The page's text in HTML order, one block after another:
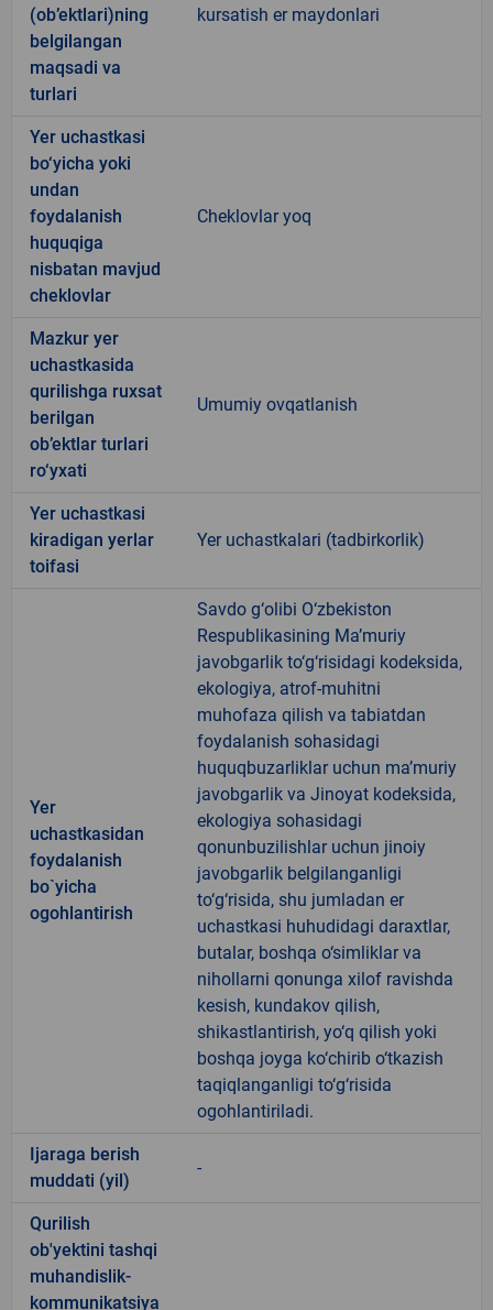
(ob’ektlari)ning
belgilangan
maqsadi va
turlari
kursatish er maydonlari
Yer uchastkasi
bo‘yicha yoki
undan
foydalanish
huquqiga
nisbatan mavjud
cheklovlar
Cheklovlar yoq
Mazkur yer
uchastkasida
qurilishga ruxsat
berilgan
ob’ektlar turlari
ro‘yxati
Umumiy ovqatlanish
Yer uchastkasi
kiradigan yerlar
toifasi
Yer uchastkalari (tadbirkorlik)
Yer
uchastkasidan
foydalanish
bo`yicha
ogohlantirish
Savdo g‘olibi O‘zbekiston
Respublikasining Ma’muriy
javobgarlik to‘g‘risidagi kodeksida,
ekologiya, atrof-muhitni
muhofaza qilish va tabiatdan
foydalanish sohasidagi
huquqbuzarliklar uchun ma’muriy
javobgarlik va Jinoyat kodeksida,
ekologiya sohasidagi
qonunbuzilishlar uchun jinoiy
javobgarlik belgilanganligi
to‘g‘risida, shu jumladan er
uchastkasi huhudidagi daraxtlar,
butalar, boshqa o‘simliklar va
nihollarni qonunga xilof ravishda
kesish, kundakov qilish,
shikastlantirish, yo‘q qilish yoki
boshqa joyga ko‘chirib o‘tkazish
taqiqlanganligi to‘g‘risida
ogohlantiriladi.
Ijaraga berish
muddati (yil)
-
Qurilish
ob'yektini tashqi
muhandislik-
kommunikatsiya